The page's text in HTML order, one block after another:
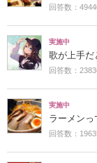
回答数：
実施中
歌が上手だ
回答数：
実施中
ラーメンっ
回答数：